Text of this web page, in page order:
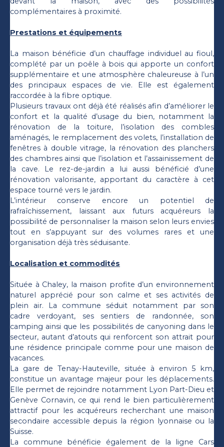
complémentaires à proximité.
Prestations et équipements
La maison bénéficie d’un chauffage individuel au fioul,
complété par un poêle à bois qui apporte un confort
supplémentaire et une atmosphère chaleureuse à l’un
des principaux espaces de vie. Elle est également
raccordée à la fibre optique.
Plusieurs travaux ont déjà été réalisés afin d’améliorer le
confort et la qualité d’usage du bien, notamment la
rénovation de la toiture, l’isolation des combles
aménagés, le remplacement des volets, l’installation de
fenêtres à double vitrage, la rénovation des planchers
des chambres ainsi que l’isolation et l’assainissement de
la cave. Le rez-de-jardin a lui aussi bénéficié d’une
rénovation valorisante, apportant du caractère à cet
espace tourné vers le jardin.
L’intérieur conserve encore un potentiel de
rafraîchissement, laissant aux futurs acquéreurs la
possibilité de personnaliser la maison selon leurs envies
tout en s’appuyant sur des volumes rares et une
organisation déjà très séduisante.
Localisation et commodités
Située à Chaley, la maison profite d’un environnement
naturel apprécié pour son calme et ses activités de
plein air. La commune séduit notamment par son
cadre verdoyant, ses sentiers de randonnée, son
camping ainsi que les possibilités de canyoning dans le
secteur, autant d’atouts qui renforcent son attrait pour
une résidence principale comme pour une maison de
vacances.
La gare de Tenay-Hauteville, située à environ 5 km,
constitue un avantage majeur pour les déplacements.
Elle permet de rejoindre notamment Lyon Part-Dieu et
Genève Cornavin, ce qui rend le bien particulièrement
attractif pour les acquéreurs recherchant une maison
secondaire accessible depuis la région lyonnaise ou la
Suisse.
La commune bénéficie également de la ligne Cars